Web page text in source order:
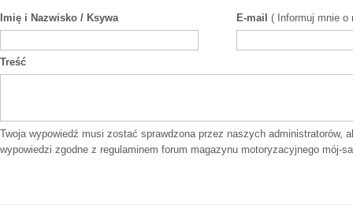
Imię i Nazwisko / Ksywa E-mail ( Informuj mnie o
Treść
Twoja wypowiedź musi zostać sprawdzona przez naszych administratorów,
wypowiedzi zgodne z regulaminem forum magazynu motoryzacyjnego mój-